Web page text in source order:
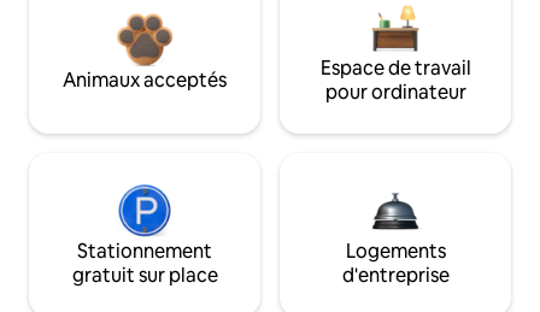
Animaux acceptés
Espace de travail
pour ordinateur
Stationnement
gratuit sur place
Logements
d'entreprise